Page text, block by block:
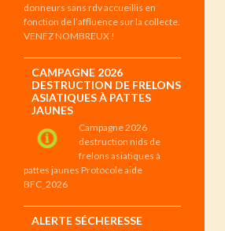
donneurs sans rdv accueillis en
fonction de l’affluence sur la collecte.
VENEZ NOMBREUX !
CAMPAGNE 2026
DESTRUCTION DE FRELONS
ASIATIQUES À PATTES
JAUNES
Campagne 2026
destruction nids de
frelons asiatiques à
pattes jaunes Protocole aide
BFC_2026
ALERTE SÉCHERESSE